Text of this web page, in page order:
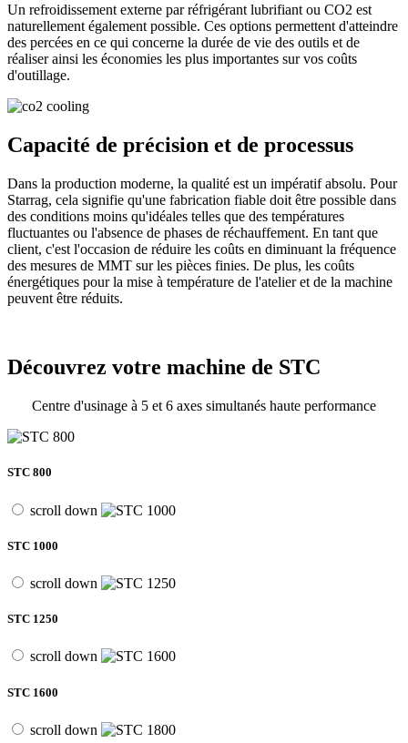
Un refroidissement externe par réfrigérant lubrifiant ou CO2 est
naturellement également possible. Ces options permettent d'atteindre
des percées en ce qui concerne la durée de vie des outils et de
réaliser ainsi les économies les plus importantes sur vos coûts
d'outillage.
Capacité de précision et de processus
Dans la production moderne, la qualité est un impératif absolu. Pour
Starrag, cela signifie qu'une fabrication fiable doit être possible dans
des conditions moins qu'idéales telles que des températures
fluctuantes ou l'absence de phases de réchauffement. En tant que
client, c'est l'occasion de réduire les coûts en diminuant la fréquence
des mesures de MMT sur les pièces finies. De plus, les coûts
énergétiques pour la mise à température de l'atelier et de la machine
peuvent être réduits.
Découvrez votre machine de STC
Centre d'usinage à 5 et 6 axes simultanés haute performance
STC 800
scroll down
STC 1000
scroll down
STC 1250
scroll down
STC 1600
scroll down